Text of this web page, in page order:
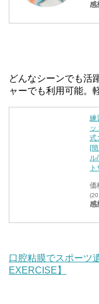
感
どんなシーンでも活
ャーでも利用可能。
練
ッ
式
[
ル
価
感
口腔粘膜でスポーツ
EXERCISE】